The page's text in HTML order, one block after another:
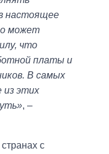
настоящее
может
что
платы и
В самых
из этих
, –
с